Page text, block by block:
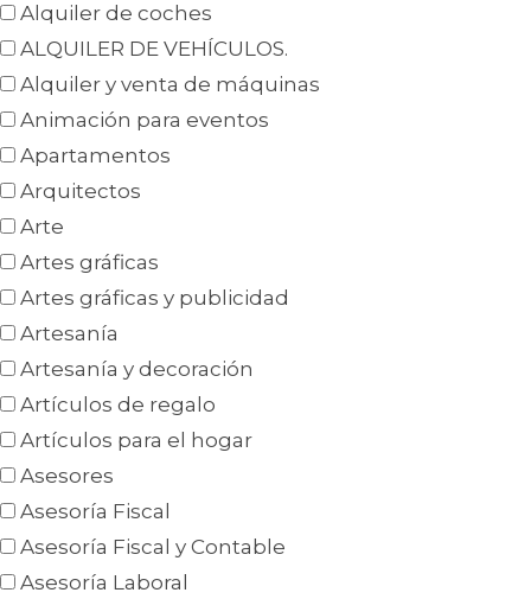
Alquiler de coches
ALQUILER DE VEHÍCULOS.
Alquiler y venta de máquinas
Animación para eventos
Apartamentos
Arquitectos
Arte
Artes gráficas
Artes gráficas y publicidad
Artesanía
Artesanía y decoración
Artículos de regalo
Artículos para el hogar
Asesores
Asesoría Fiscal
Asesoría Fiscal y Contable
Asesoría Laboral